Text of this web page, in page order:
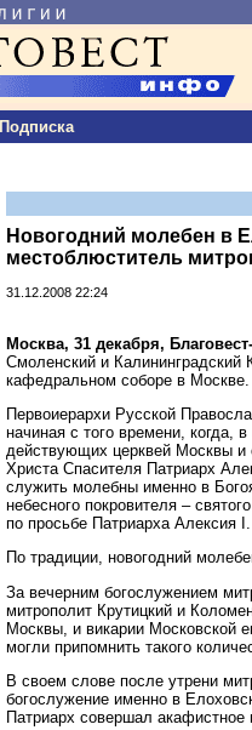
Подписка
Новогодний молебен в
местоблюститель
31.12.2008 22:24
Москва, 31 декабря,
Смоленский и Калининградский
кафедральном соборе в Москве.
Первоиерархи Русской
начиная с того времени, когда,
действующих церквей Москвы
Христа Спасителя Патриарх
служить молебны именно в
небесного покровителя –
по просьбе Патриарха Алексия I.
По традиции, новогодний
За вечерним богослужением
митрополит Крутицкий и
Москвы, и викарии Московской
могли припомнить такого
В своем слове после утрени
богослужение именно в
Патриарх совершал акафистное